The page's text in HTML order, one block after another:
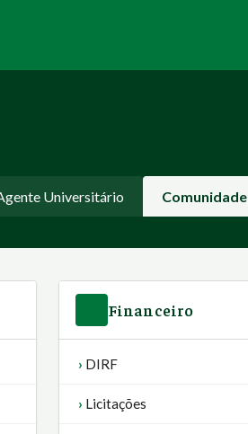
Universitário Comunidade
Financeiro
DIRF
Licitações